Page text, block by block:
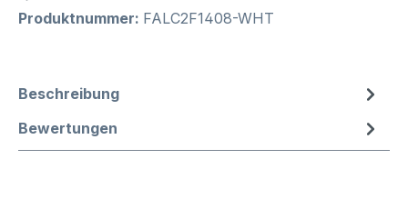
Produktnummer: FALC2F1408-WHT
Beschreibung
Bewertungen